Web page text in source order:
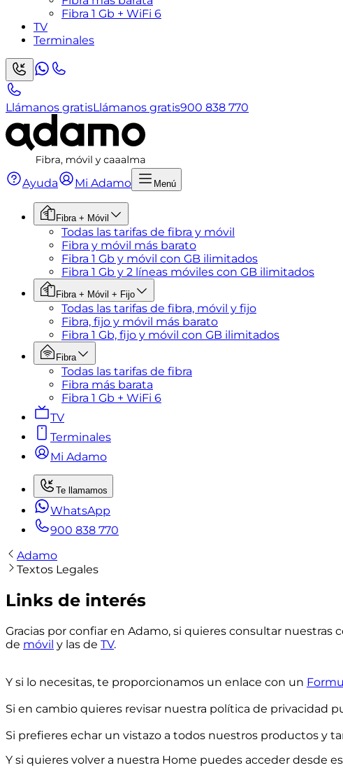
Fibra 1 Gb + WiFi 6
TV
Terminales
Llámanos gratisLlámanos gratis900 838 770
Ayuda Mi Adamo Menú
Fibra + Móvil
Todas las tarifas de fibra y móvil
Fibra y móvil más barato
Fibra 1 Gb y móvil con GB ilimitados
Fibra 1 Gb y 2 líneas móviles con GB ilimitados
Fibra + Móvil + Fijo
Todas las tarifas de fibra, móvil y fijo
Fibra, fijo y móvil más barato
Fibra 1 Gb, fijo y móvil con GB ilimitados
Fibra
Todas las tarifas de fibra
Fibra más barata
Fibra 1 Gb + WiFi 6
TV
Terminales
Mi Adamo
Te llamamos
WhatsApp
900 838 770
Adamo
Textos Legales
Links de interés
Gracias por confiar en Adamo, si quieres consultar nuestras
de móvil y las de TV.
Y si lo necesitas, te proporcionamos un enlace con un
Si en cambio quieres revisar nuestra política de privacidad
Si prefieres echar un vistazo a todos nuestros productos y
Y si quieres volver a nuestra Home puedes acceder desde